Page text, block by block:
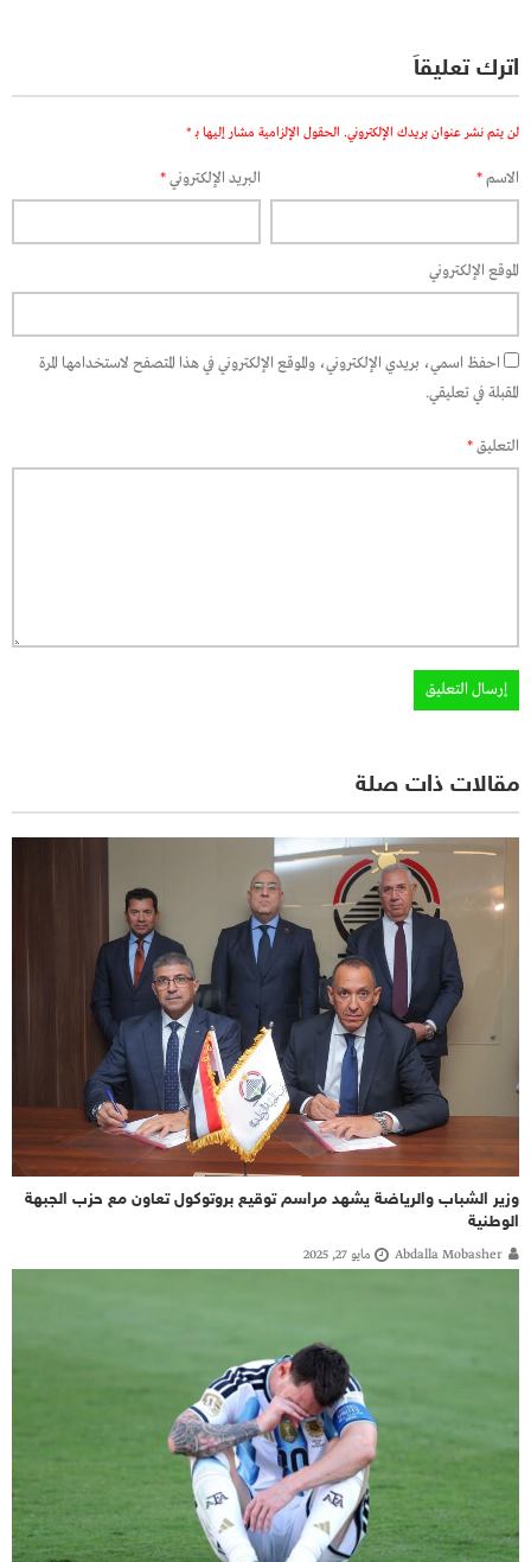
اترك تعليقاً
لن يتم نشر عنوان بريدك الإلكتروني. الحقول الإلزامية مشار إليها بـ *
الاسم* البريد الإلكتروني*
الموقع الإلكتروني
احفظ اسمي، بريدي الإلكتروني، والموقع الإلكتروني في هذا المتصفح لاستخدامها المرة
المقبلة في تعليقي.
التعليق*
مقالات ذات صلة
وزير الشباب والرياضة يشهد مراسم توقيع بروتوكول تعاون مع حزب الجبهة
الوطنية
Abdalla Mobasher مايو 27, 2025